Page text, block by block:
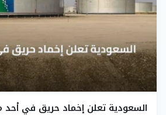
السعودية تعلن إخماد حريق في أحد